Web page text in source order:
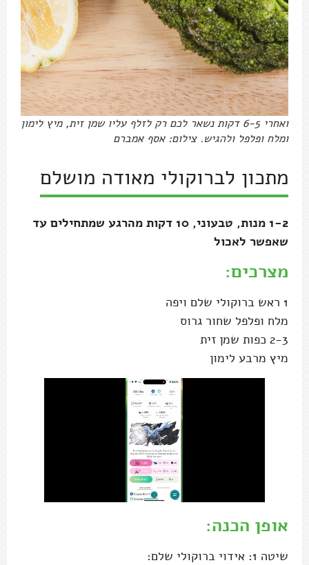
ואחרי 6-5 דקות נשאר לכם רק לזלף עליו שמן זית, מיץ לימון
ומלח ופלפל ולהגיש. צילום: אסף אמברם
מתכון לברוקולי מאודה מושלם
1-2 מנות, טבעוני, 10 דקות מהרגע שמתחילים עד
שאפשר לאכול
מצרכים:
1 ראש ברוקולי שלם ויפה
מלח ופלפל שחור גרוס
2-3 כפות שמן זית
מיץ מרבע לימון
אופן הכנה:
שיטה 1: אידוי ברוקולי שלם: